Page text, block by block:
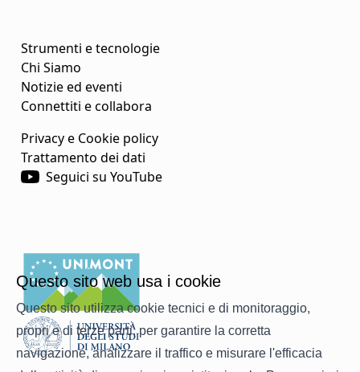
Questo sito web usa i cookie
Questo sito utilizza cookie tecnici e di monitoraggio,
propri e di terze parti, per garantire la corretta
navigazione, analizzare il traffico e misurare l'efficacia
Strumenti e tecnologie
Chi Siamo
Notizie ed eventi
Connettiti e collabora
Privacy e Cookie policy
Trattamento dei dati
Seguici su YouTube